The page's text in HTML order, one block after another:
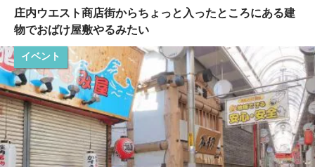
庄内ウエスト商店街からちょっと入ったところにある建
物でおばけ屋敷やるみたい
イベント